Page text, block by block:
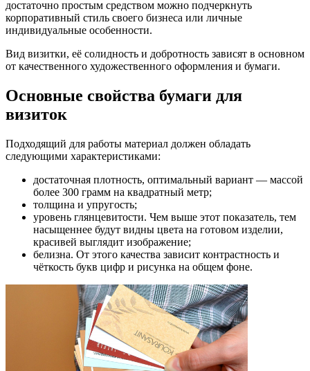
достаточно простым средством можно подчеркнуть
корпоративный стиль своего бизнеса или личные
индивидуальные особенности.
Вид визитки, её солидность и добротность зависят в основном
от качественного художественного оформления и бумаги.
Основные свойства бумаги для
визиток
Подходящий для работы материал должен обладать
следующими характеристиками:
достаточная плотность, оптимальный вариант — массой
более 300 грамм на квадратный метр;
толщина и упругость;
уровень глянцевитости. Чем выше этот показатель, тем
насыщеннее будут видны цвета на готовом изделии,
красивей выглядит изображение;
белизна. От этого качества зависит контрастность и
чёткость букв цифр и рисунка на общем фоне.